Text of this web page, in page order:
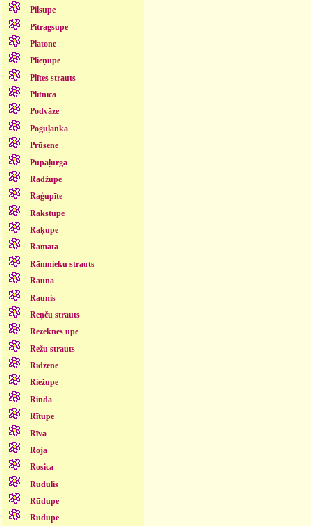
Pilsupe
Pitragsupe
Platone
Plieņupe
Plītes strauts
Plītnīca
Podvāze
Poguļanka
Prūsene
Pupaļurga
Radžupe
Raģupīte
Rākstupe
Raķupe
Ramata
Rāmnieku strauts
Rauna
Raunis
Reņču strauts
Rēzeknes upe
Režu strauts
Rīdzene
Riežupe
Rinda
Rītupe
Rīva
Roja
Rosica
Rūdulis
Rūdupe
Rudupe